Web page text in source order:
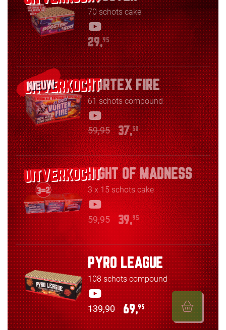
70 schots cake
29,95
NIEUW VORTEX FIRE
61 schots compound
59,95 37,50
NIGHT OF MADNESS
3 x 15 schots cake
59,95 39,95
PYRO LEAGUE
108 schots compound
139,90 69,95